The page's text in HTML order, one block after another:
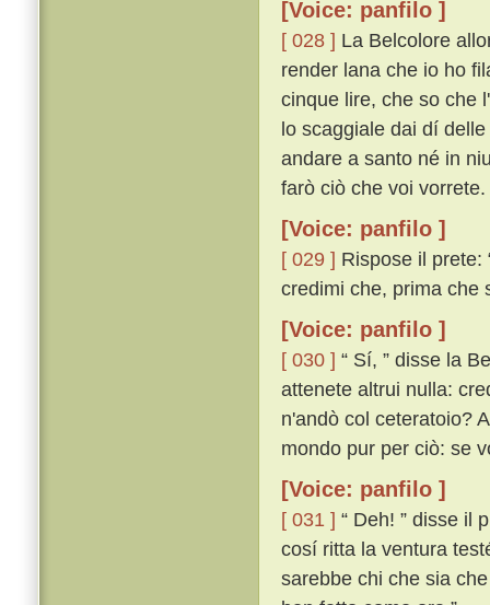
[Voice: panfilo ]
[ 028 ] La Belcolore
render lana che io ho
cinque lire, che so che
lo scaggiale dai dí
andare a santo né in
farò ciò che voi vorrete.
[Voice: panfilo ]
[ 029 ] Rispose il prete:
credimi che, prima che
[Voice: panfilo ]
[ 030 ] “ Sí, ” disse la
attenete altrui nulla:
n'andò col ceteratoio?
mondo pur per ciò: se
[Voice: panfilo ]
[ 031 ] “ Deh! ” disse il
cosí ritta la ventura
sarebbe chi che sia